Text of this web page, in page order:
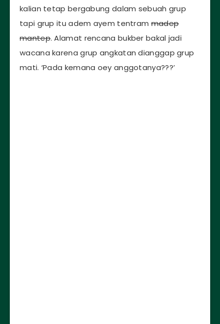
kalian tetap bergabung dalam sebuah grup
tapi grup itu adem ayem tentrammadep
mantep. Alamat rencana bukber bakal jadi
wacana karena grup angkatan dianggap grup
mati. ‘Pada kemana oey anggotanya???’